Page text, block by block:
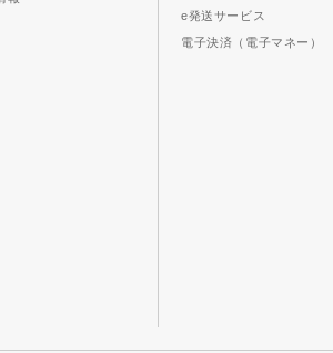
e発送サービス
電子決済（電子マネー）